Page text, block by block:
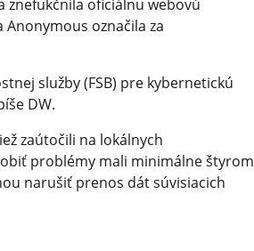
znefukčnila oficiálnu webovú
označila za
služby (FSB) pre kybernetickú
DW.
zaútočili na lokálnych
problémy mali minimálne štyrom
narušiť prenos dát súvisiacich